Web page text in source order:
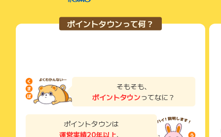
ポイントタウンって何？
そもそも、
ポイントタウンってなに？
ポイントタウンは
運営実績20年以上、